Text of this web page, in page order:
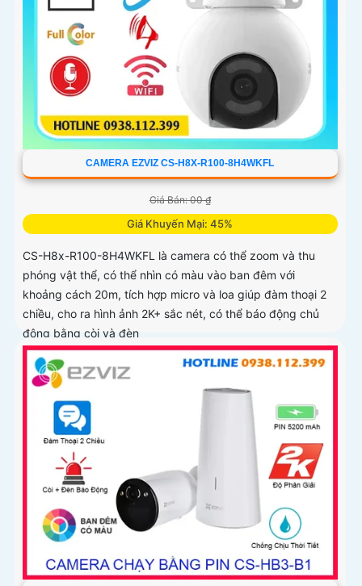
CAMERA EZVIZ CS-H8X-R100-8H4WKFL
Giá Bán: 00 ₫
Giá Khuyến Mại: 45%
CS-H8x-R100-8H4WKFL là camera có thể zoom và thu
phóng vật thể, có thể nhìn có màu vào ban đêm với
khoảng cách 20m, tích hợp micro và loa giúp đàm thoại 2
chiều, cho ra hình ảnh 2K+ sắc nét, có thể báo động chủ
động bằng còi và đèn